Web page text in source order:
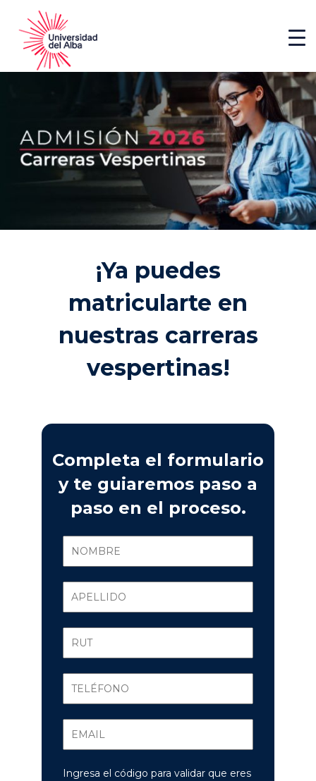
¡Ya puedes
matricularte en
nuestras carreras
vespertinas!
Completa el formulario
y te guiaremos paso a
paso en el proceso.
Ingresa el código para validar que eres